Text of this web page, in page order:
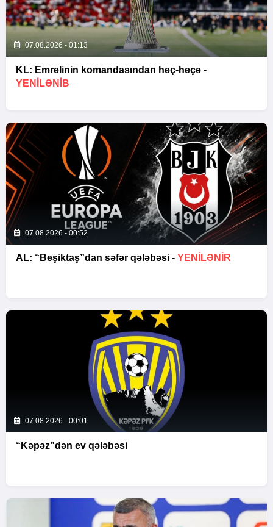
07.08.2026 - 01:13
KL: Emrelinin komandasından heç-heçə -
YENİLƏNİB
07.08.2026 - 00:52
AL: “Beşiktaş”dan səfər qələbəsi - YENİLƏNİR
07.08.2026 - 00:01
“Kəpəz”dən ev qələbəsi